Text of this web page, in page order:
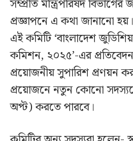
সম্প্রতি মন্ত্রিপরিষদ
প্রজ্ঞাপনে এ কথা জানানো
এই কমিটি ‘বাংলাদেশ
কমিশন, ২০২৫’-এর
প্রয়োজনীয় সুপারিশ প্রণয়ন
প্রয়োজনে নতুন কোনো
অপ্ট) করতে পারবে।